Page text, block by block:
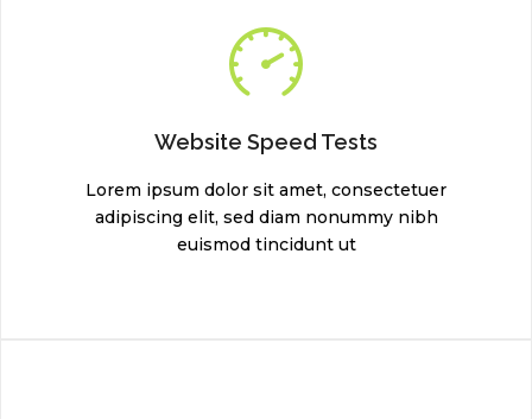
Website Speed Tests
Lorem ipsum dolor sit amet, consectetuer
adipiscing elit, sed diam nonummy nibh
euismod tincidunt ut